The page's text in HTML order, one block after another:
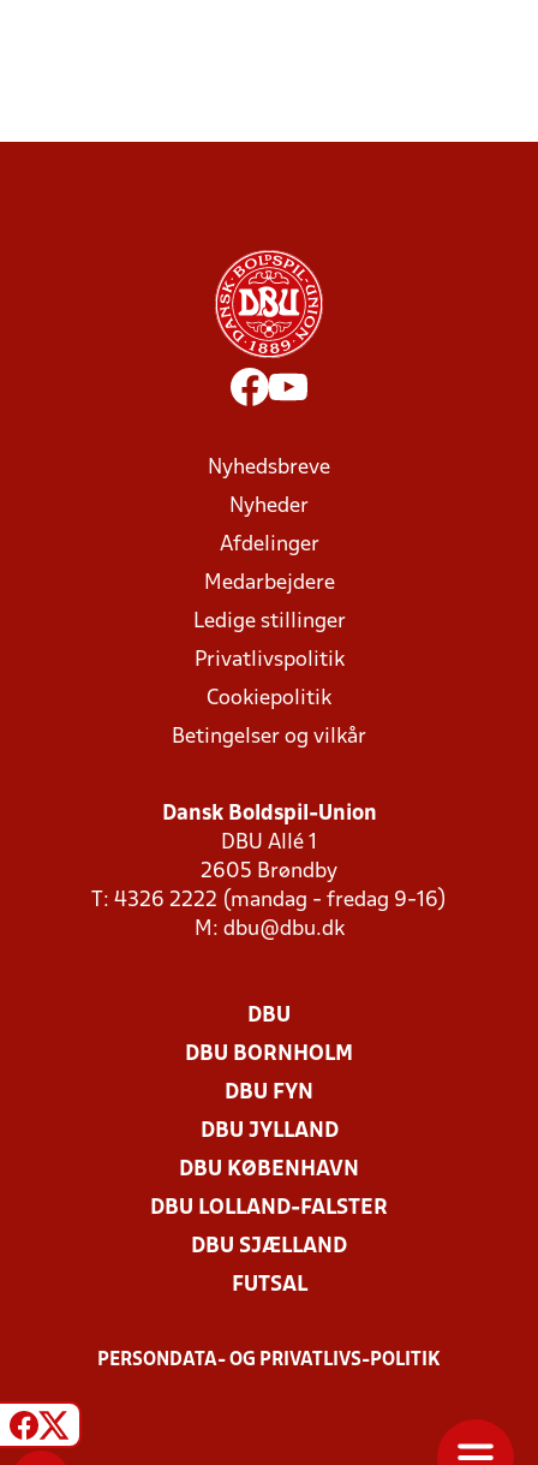
Nyhedsbreve
Nyheder
Afdelinger
Medarbejdere
Ledige stillinger
Privatlivspolitik
Cookiepolitik
Betingelser og vilkår
Dansk Boldspil-Union
DBU Allé 1
2605 Brøndby
T: 4326 2222 (mandag - fredag 9-16)
M: dbu@dbu.dk
DBU
DBU BORNHOLM
DBU FYN
DBU JYLLAND
DBU KØBENHAVN
DBU LOLLAND-FALSTER
DBU SJÆLLAND
FUTSAL
PERSONDATA- OG PRIVATLIVS-POLITIK